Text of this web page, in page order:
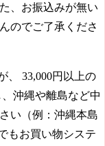
、お振込みが無い
のでご了承くださ
、 33,000円 以上の
沖縄や離島など中
い（例：沖縄本島
もお買い物システ